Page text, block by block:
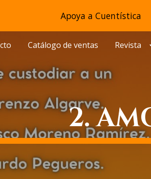
Skip to main contentApoya a Cuentística
Catálogo de ventas Revista
2.